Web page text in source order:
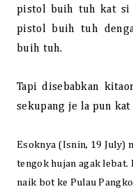
pistol buih tuh kat si
pistol buih tuh
buih tuh.
Tapi disebabkan
sekupang je la pun kat
Esoknya (Isnin, 19 July)
tengok hujan agak lebat.
naik bot ke Pulau